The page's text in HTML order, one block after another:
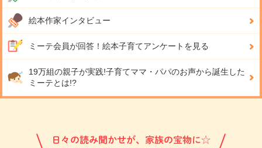
絵本作家インタビュー
ミーテ会員が回答！ 絵本子育てアンケートを見る
19万組の親子が実践!子育てママ・パパのお声から誕生した
ミーテとは!?
日々の読み聞かせが、家族の宝物に☆